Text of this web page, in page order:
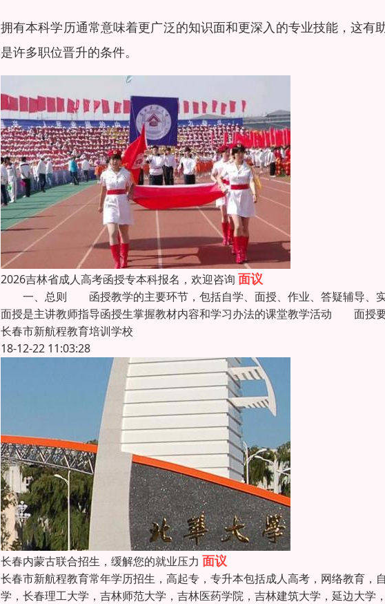
拥有本科学历通常意味着更广泛的知识面和更深入的专业技能，这
是许多职位晋升的条件。
2026吉林省成人高考函授专本科报名，欢迎咨询 面议
一、总则 函授教学的主要环节，包括自学、面授、作业、答疑辅导
面授是主讲教师指导函授生掌握教材内容和学习办法的课堂教学活动 面授
长春市新航程教育培训学校
18-12-22 11:03:28
长春内蒙古联合招生，缓解您的就业压力 面议
长春市新航程教育常年学历招生，高起专，专升本包括成人高考，网络教育
学，长春理工大学，吉林师范大学，吉林医药学院，吉林建筑大学，延边大